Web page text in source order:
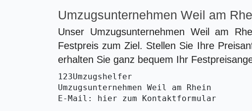
Umzugsunternehmen Weil am
Unser Umzugsunternehmen Weil am
Festpreis zum Ziel. Stellen Sie Ihre
erhalten Sie ganz bequem Ihr
123Umzugshelfer
Umzugsunternehmen Weil am Rhein
E-Mail: hier zum Kontaktformular